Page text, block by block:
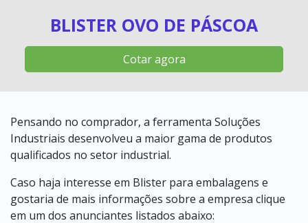
BLISTER OVO DE PÁSCOA
Cotar agora
Pensando no comprador, a ferramenta Soluções
Industriais desenvolveu a maior gama de produtos
qualificados no setor industrial.
Caso haja interesse em Blister para embalagens e
gostaria de mais informações sobre a empresa clique
em um dos anunciantes listados abaixo: